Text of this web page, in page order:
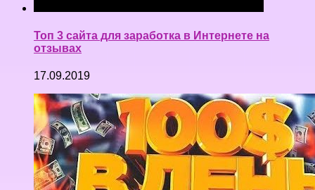
Топ 3 сайта для заработка в Интернете на
отзывах
17.09.2019